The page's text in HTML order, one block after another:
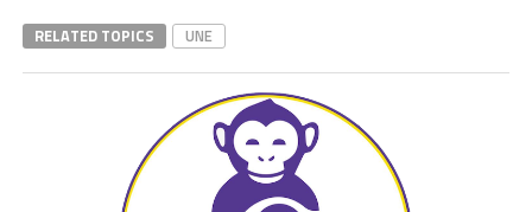
RELATED TOPICS UNE